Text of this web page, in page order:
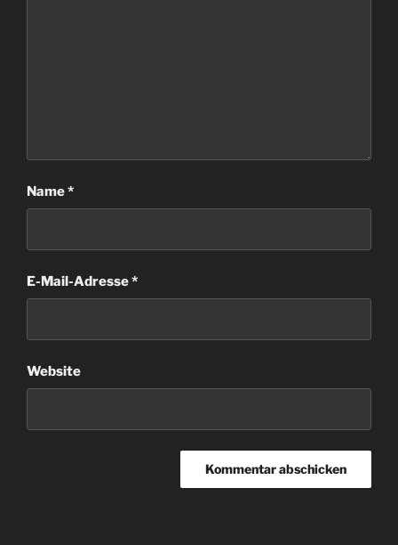
Name*
E-Mail-Adresse*
Website